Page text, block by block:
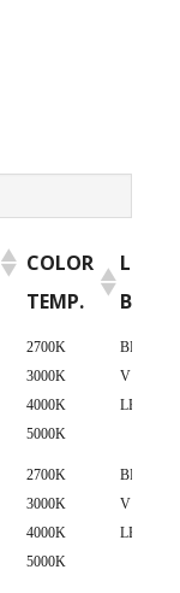
COLOR
TEMP.
LED
COLOR
TEMP.
LED
2700K
3000K
4000K
5000K
V10 COB
LED
2700K
3000K
4000K
5000K
V13 COB
LED